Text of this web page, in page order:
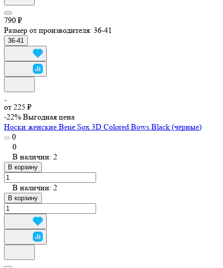
790 ₽
Размер от производителя: 36-41
36-41
от 225 ₽
-22% Выгодная цена
Носки женские Bene Sox 3D Colored Bows Black (чёрные)
0
0
В наличии: 2
В корзину
В наличии: 2
В корзину